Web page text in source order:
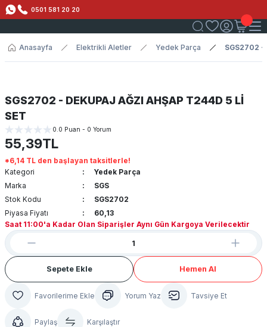
0501 581 20 20
Anasayfa Elektrikli Aletler Yedek Parça SGS2702 -
SGS2702 - DEKUPAJ AĞZI AHŞAP T244D 5 Lİ
SET
0.0 Puan - 0 Yorum
55,39TL
*6,14 TL den başlayan taksitlerle!
Kategori
Yedek Parça
Marka
SGS
Stok Kodu
SGS2702
Piyasa Fiyatı
60,13
Saat 11:00'a Kadar Olan Siparişler Aynı Gün Kargoya Verilecektir
Sepete Ekle Hemen Al
Yorum Yaz Tavsiye Et
Paylaş Karşılaştır